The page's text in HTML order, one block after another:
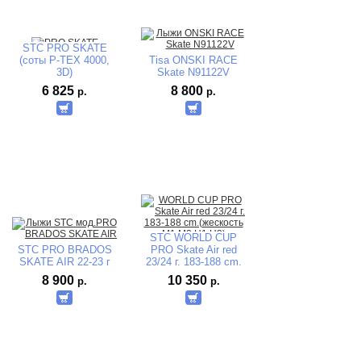
STC PRO SKATE
(соты P-TEX 4000,
3D)
6 825 р.
Tisa ONSKI RACE
Skate N91122V
8 800 р.
STC PRO BRADOS
SKATE AIR 22-23 г
8 900 р.
STC WORLD CUP
PRO Skate Air red
23/24 г. 183-188 cm.
(жесткость
M1.M2.Н1.Н2)
10 350 р.